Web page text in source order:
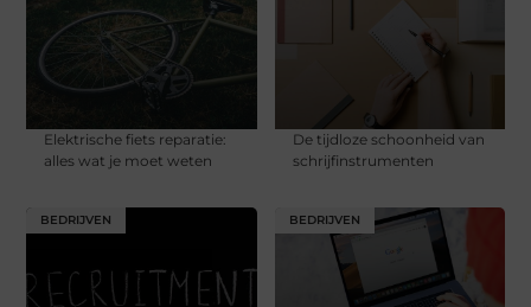
Elektrische fiets reparatie:
alles wat je moet weten
De tijdloze schoonheid van
schrijfinstrumenten
BEDRIJVEN BEDRIJVEN